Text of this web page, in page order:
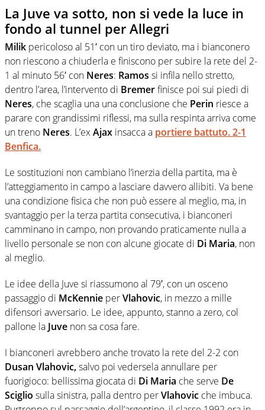
La Juve va sotto, non si vede la luce in
fondo al tunnel per Allegri
Milik pericoloso al 51′ con un tiro deviato, ma i bianconero
non riescono a chiuderla e finiscono per subire la rete del 2-
1 al minuto 56′ con Neres: Ramos si infila nello stretto,
dentro l’area, l’intervento di Bremerfinisce poi sui piedi di
Neres, che scaglia una una conclusione che Perin riesce a
parare con grandissimi riflessi, ma sulla respinta arriva come
un treno Neres. L’exAjax insacca a portiere battuto.2-1
Benfica.
Le sostituzioni non cambiano l’inerzia della partita, ma è
l’atteggiamento in campo a lasciare davvero allibiti. Va bene
una condizione fisica che non può essere al meglio, ma, in
svantaggio per la terza partita consecutiva, i bianconeri
camminano in campo, non provando praticamente nulla a
livello personale se non con alcune giocate di Di Maria, non
al meglio.
Le idee della Juve si riassumono al 79′, con un osceno
passaggio di McKennie perVlahovic, in mezzo a mille
difensori avversario. Le idee, appunto, stanno a zero, col
pallone la Juve non sa cosa fare.
I bianconeri avrebbero anche trovato la rete del 2-2 con
Dusan Vlahovic,salvo poi vedersela annullare per
fuorigioco: bellissima giocata di Di Maria che serve De
Sciglio sulla sinistra, palla dentro perVlahovic che imbuca.